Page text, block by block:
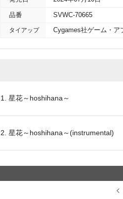
品番 SVWC-70665
タイアップ Cygames社ゲーム・ア
1. 星花～hoshihana～
2. 星花～hoshihana～(instrumental)